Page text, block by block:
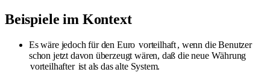
Beispiele im Kontext
Es wäre jedoch für den Euro vorteilhaft, wenn die Benutzer
schon jetzt davon überzeugt wären, daß die neue Währung
vorteilhafter ist als das alte System.